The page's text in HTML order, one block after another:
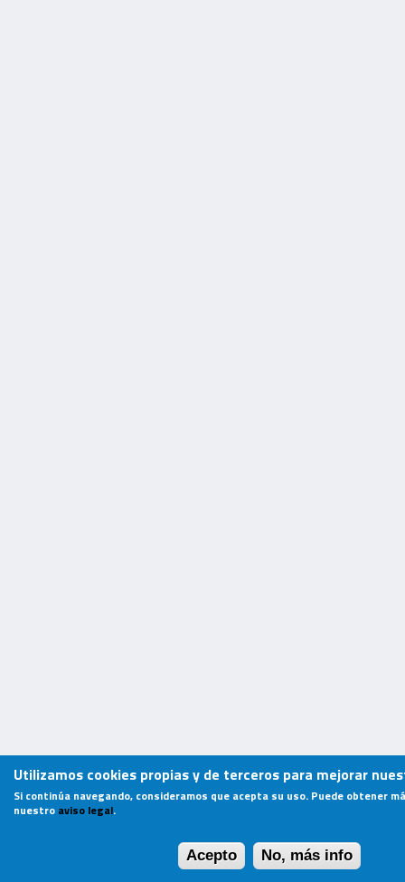
Utilizamos cookies propias y de terceros para mejorar
Si continúa navegando, consideramos que acepta su uso. Puede obtener
nuestro aviso legal.
Acepto No, más info